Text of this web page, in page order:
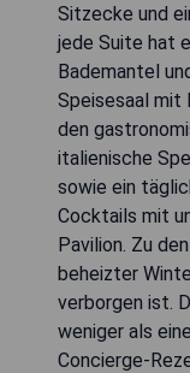
Sitzecke und
jede Suite hat
Bademantel
Speisesaal mit
den
italienische
sowie ein
Cocktails mit
Pavilion. Zu
beheizter
verborgen ist.
weniger als
Concierge-